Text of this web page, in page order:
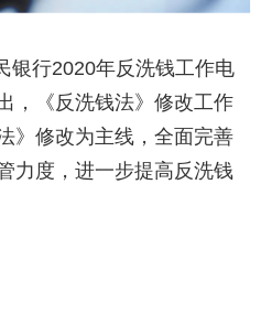
银行2020年反洗钱工作电
，《反洗钱法》修改工作
》修改为主线，全面完善
力度，进一步提高反洗钱